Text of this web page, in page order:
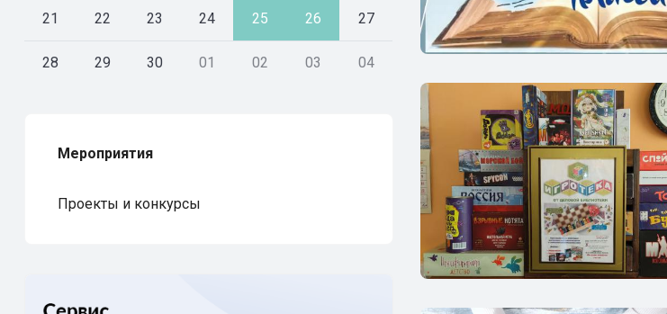
21 22 23 24 25 26 27
28 29 30 01 02 03 04
Мероприятия
Проекты и конкурсы